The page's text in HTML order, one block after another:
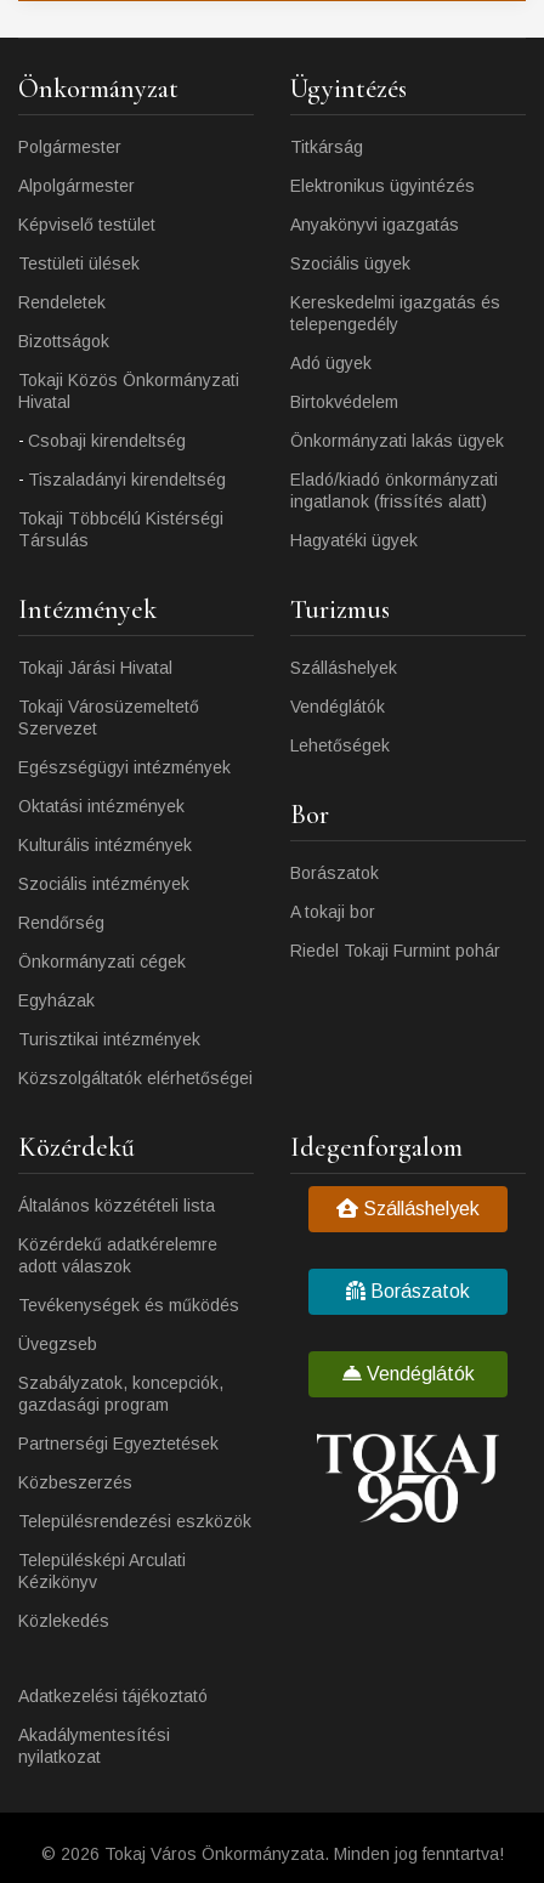
Önkormányzat
Polgármester
Alpolgármester
Képviselő testület
Testületi ülések
Rendeletek
Bizottságok
Tokaji Közös Önkormányzati
Hivatal
Csobaji kirendeltség
Tiszaladányi kirendeltség
Tokaji Többcélú Kistérségi
Társulás
Ügyintézés
Titkárság
Elektronikus ügyintézés
Anyakönyvi igazgatás
Szociális ügyek
Kereskedelmi igazgatás és
telepengedély
Adó ügyek
Birtokvédelem
Önkormányzati lakás ügyek
Eladó/kiadó önkormányzati
ingatlanok (frissítés alatt)
Hagyatéki ügyek
Intézmények
Tokaji Járási Hivatal
Tokaji Városüzemeltető
Szervezet
Egészségügyi intézmények
Oktatási intézmények
Kulturális intézmények
Szociális intézmények
Rendőrség
Önkormányzati cégek
Egyházak
Turisztikai intézmények
Közszolgáltatók elérhetőségei
Turizmus
Szálláshelyek
Vendéglátók
Lehetőségek
Bor
Borászatok
A tokaji bor
Riedel Tokaji Furmint pohár
Közérdekű
Általános közzétételi lista
Közérdekű adatkérelemre
adott válaszok
Tevékenységek és működés
Üvegzseb
Szabályzatok, koncepciók,
gazdasági program
Partnerségi Egyeztetések
Közbeszerzés
Településrendezési eszközök
Településképi Arculati
Kézikönyv
Közlekedés
Adatkezelési tájékoztató
Akadálymentesítési
nyilatkozat
Idegenforgalom
Szálláshelyek
Borászatok
Vendéglátók
© 2026 Tokaj Város Önkormányzata. Minden jog fenntartva!